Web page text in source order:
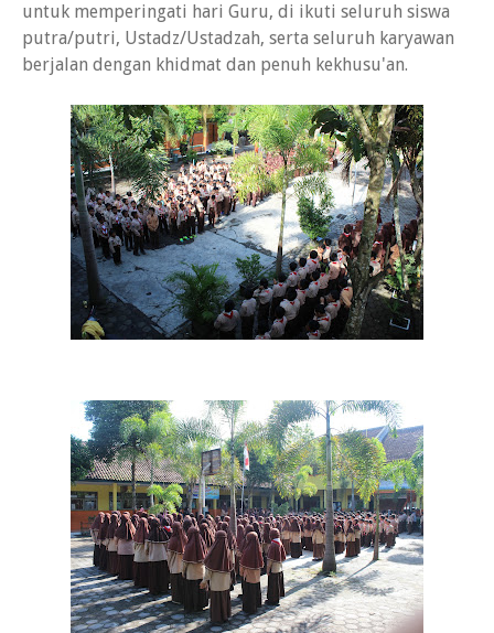
untuk memperingati hari Guru, di ikuti seluruh siswa
putra/putri, Ustadz/Ustadzah, serta seluruh karyawan
berjalan dengan khidmat dan penuh kekhusu'an.